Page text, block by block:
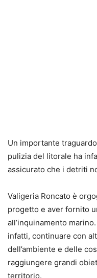
Un importante
pulizia del litorale ha
assicurato che i detriti
Valigeria Roncato è
progetto e aver fornito
all’inquinamento
infatti, continuare con
dell’ambiente e delle
raggiungere grandi
territorio.